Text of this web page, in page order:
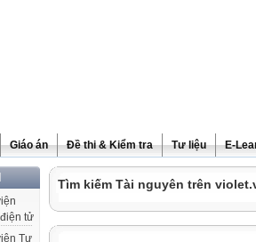
Giáo án Đề thi & Kiểm tra Tư liệu E-
Tìm kiếm Tài nguyên trên